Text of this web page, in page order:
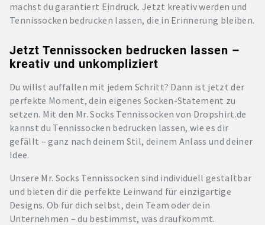
machst du garantiert Eindruck. Jetzt kreativ werden und
Tennissocken bedrucken lassen, die in Erinnerung bleiben.
Jetzt Tennissocken bedrucken lassen –
kreativ und unkompliziert
Du willst auffallen mit jedem Schritt? Dann ist jetzt der
perfekte Moment, dein eigenes Socken-Statement zu
setzen. Mit den Mr. Socks Tennissocken von Dropshirt.de
kannst du Tennissocken bedrucken lassen, wie es dir
gefällt – ganz nach deinem Stil, deinem Anlass und deiner
Idee.
Unsere Mr. Socks Tennissocken sind individuell gestaltbar
und bieten dir die perfekte Leinwand für einzigartige
Designs. Ob für dich selbst, dein Team oder dein
Unternehmen – du bestimmst, was draufkommt.